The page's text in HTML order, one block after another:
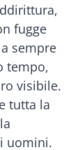
fugge
sempre
tempo,
visibile.
tutta la
uomini.